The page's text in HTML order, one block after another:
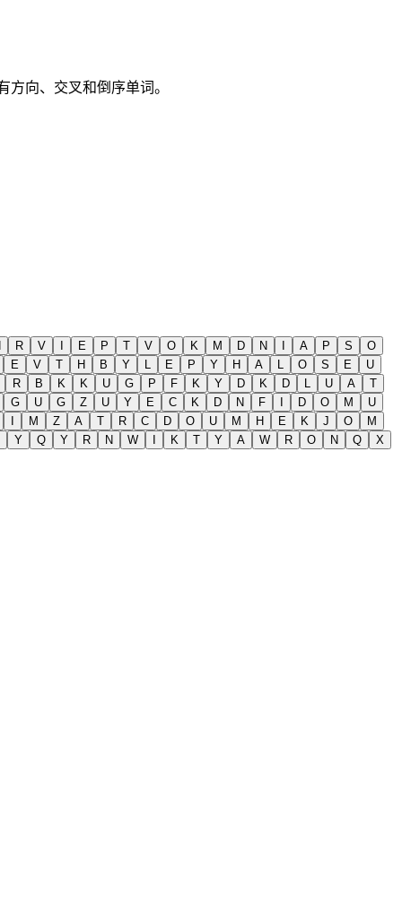
方向、交叉和倒序单词。
R V I E P T V O K M D N I A P S
O
E V T H B Y L E P Y H A L O S E
U
R B K K U G P F K Y D K D L U A
T
G U G Z U Y E C K D N F I D O M
U
I M Z A T R C D O U M H E K J O
M
Y Q Y R N W I K T Y A W R O N Q
X